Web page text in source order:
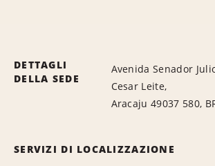
DETTAGLI
DELLA SEDE
Avenida Senador
Cesar Leite,
Aracaju 49037 580,
SERVIZI DI LOCALIZZAZIONE